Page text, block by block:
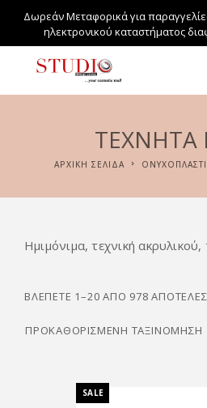
Δωρεάν Μεταφορικά για
ηλεκτρονικού καταστήματος
ΤΕΧΝΗΤΆ
ΑΡΧΙΚΉ ΣΕΛΊΔΑ
Ημιμόνιμα, τεχνική
ΒΛΈΠΕΤΕ 1–20 ΑΠΌ 978
SALE